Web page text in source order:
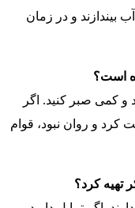
بیندازند و در زمان
و کمی صبر کنید. اگر
کرد و روان نبود، قوام